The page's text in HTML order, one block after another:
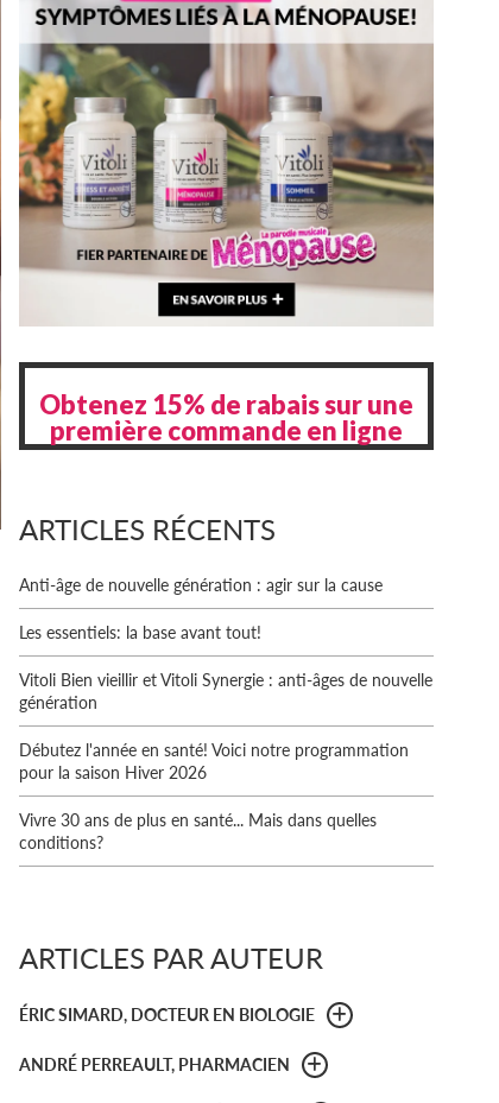
Obtenez 15% de rabais sur une
première commande en ligne
ARTICLES RÉCENTS
Anti-âge de nouvelle génération : agir sur la cause
Les essentiels: la base avant tout!
Vitoli Bien vieillir et Vitoli Synergie : anti-âges de nouvelle
génération
Débutez l'année en santé! Voici notre programmation
pour la saison Hiver 2026
Vivre 30 ans de plus en santé... Mais dans quelles
conditions?
ARTICLES PAR AUTEUR
ÉRIC SIMARD, DOCTEUR EN BIOLOGIE
ANDRÉ PERREAULT, PHARMACIEN